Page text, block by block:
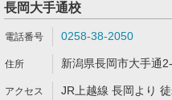
長岡大手通校
0258-38-2050
新潟県長岡市大手通
JR上越線 長岡より